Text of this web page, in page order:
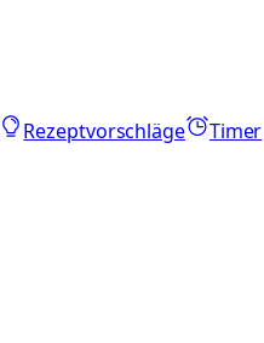
Rezeptvorschläge
Timer